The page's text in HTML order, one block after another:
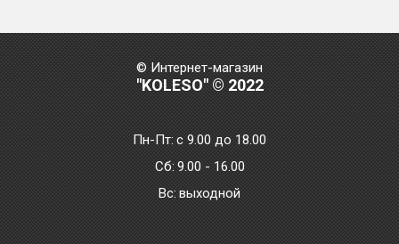
© Интернет-магазин
"KOLESO" © 2022
Пн-Пт:с 9.00 до 18.00
Сб: 9.00 - 16.00
Bc: выходной